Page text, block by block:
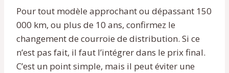
Pour tout modèle approchant ou dépassant 150
000 km, ou plus de 10 ans, confirmez le
changement de courroie de distribution. Si ce
n’est pas fait, il faut l’intégrer dans le prix final.
C’est un point simple, mais il peut éviter une